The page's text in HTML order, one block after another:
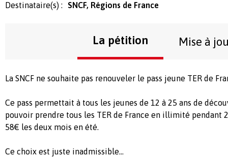
Destinataire(s) :
SNCF, Régions de France
La pétition Mise à
La SNCF ne souhaite pas renouveler le pass jeune TER de
Ce pass permettait à tous les jeunes de 12 à 25 ans de
pouvoir prendre tous les TER de France en illimité pendant
58€ les deux mois en été.
Ce choix est juste inadmissible...